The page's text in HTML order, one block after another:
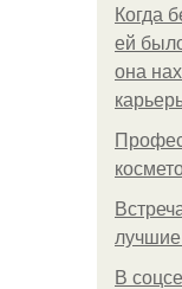
Когда
ей
она
В